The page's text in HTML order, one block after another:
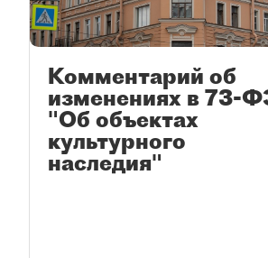
Комментарий об
изменениях в 73-
"Об объектах
культурного
наследия"